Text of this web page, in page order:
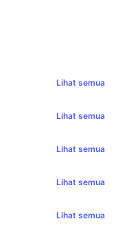
Lihat semua
Lihat semua
Lihat semua
Lihat semua
Lihat semua